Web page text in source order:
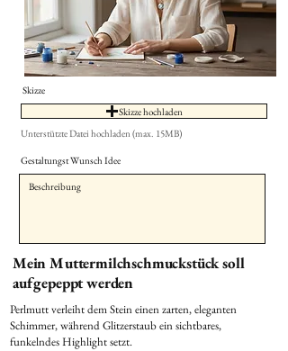
Skizze
Skizze hochladen
Unterstützte Datei hochladen (max. 15MB)
Gestaltungst Wunsch Idee
Mein Muttermilchschmuckstück soll
aufgepeppt werden
Perlmutt verleiht dem Stein einen zarten, eleganten
Schimmer, während Glitzerstaub ein sichtbares,
funkelndes Highlight setzt.